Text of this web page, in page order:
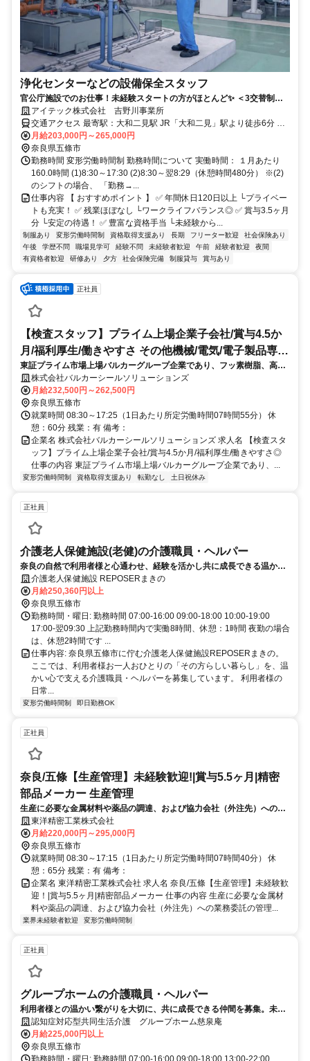
浄化センターなどの設備保全スタッフ
官公庁施設でのお仕事！未経験スタートの方がほとんど✨️ ＜3交替制は3
日に1度の勤務スタイル＞未経験から手に職をつけませんか？
アイテック株式会社 吉野川事業所
交通アクセス 最寄駅：大和二見駅 JR「大和二見」駅より徒歩6分 ※
車通勤OK
月給203,000円～265,000円
奈良県五條市
勤務時間 変形労働時間制 勤務時間について 実働時間： １月あたり
160.0時間 (1)8:30～17:30 (2)8:30～翌8:29（休憩時間480分） ※(2)
のシフトの場合、 「勤務→...
仕事内容 【 おすすめポイント 】 ✅ 年間休日120日以上 └プライベー
トも充実！ ✅ 残業ほぼなし └ワークライフバランス◎ ✅ 賞与3.5ヶ月
分 └安定の待遇！ ✅ 豊富な資格手当 └未経験から...
制服あり 変形労働時間制 資格取得支援あり 長期 フリーター歓迎
社会保険あり
午後
学歴不問 職場見学可 経験不問 未経験者歓迎 午前 経験者歓迎
夜間
有資格者歓迎
研修あり 夕方 社会保険完備 制服貸与 賞与あり
正社員
【検査スタッフ】プライム上場企業子会社/賞与4.5か
月/福利厚生/働きやすさ その他機械/電気/電子製品専門
職
東証プライム市場上場バルカーグループ企業であり、フッ素樹脂、高機
能ゴム等各種素材製品の製造を行っております。生産ラインの検査工程
業務をお任せします。
株式会社バルカーシールソリューションズ
月給232,500円～262,500円
奈良県五條市
就業時間 08:30～17:25（1日あたり所定労働時間07時間55分） 休
憩：60分 残業：有 備考：
企業名 株式会社バルカーシールソリューションズ 求人名 【検査スタ
ッフ】プライム上場企業子会社/賞与4.5か月/福利厚生/働きやすさ◎
仕事の内容 東証プライム市場上場バルカーグループ企業であり、...
変形労働時間制 資格取得支援あり 転勤なし 土日祝休み
正社員
介護老人保健施設(老健)の介護職員・ヘルパー
奈良の自然で利用者様と心通わせ、経験を活かし共に成長できる温かい
ケアの現場です。
介護老人保健施設 REPOSERまきの
月給250,360円以上
奈良県五條市
勤務時間・曜日: 勤務時間 07:00-16:00 09:00-18:00 10:00-19:00
17:00-翌09:30 上記勤務時間内で実働8時間、休憩：1時間 夜勤の場合
は、休憩2時間です ...
仕事内容: 奈良県五條市に佇む介護老人保健施設REPOSERまきの。
ここでは、利用者様お一人おひとりの「その方らしい暮らし」を、温
かい心で支える介護職員・ヘルパーを募集しています。 利用者様の
日常...
変形労働時間制 即日勤務OK
正社員
奈良/五條【生産管理】未経験歓迎!|賞与5.5ヶ月|精密
部品メーカー 生産管理
生産に必要な金属材料や薬品の調達、および協力会社（外注先）への業
務委託の管理をお任せ。単にモノを買うだけでなく、「QCD（品質・価
格・納期）」の最適化を図る、企業の利益に直結する重要なポジション
です。
東洋精密工業株式会社
月給220,000円～295,000円
奈良県五條市
就業時間 08:30～17:15（1日あたり所定労働時間07時間40分） 休
憩：65分 残業：有 備考：
企業名 東洋精密工業株式会社 求人名 奈良/五條【生産管理】未経験歓
迎！|賞与5.5ヶ月|精密部品メーカー 仕事の内容 生産に必要な金属材
料や薬品の調達、および協力会社（外注先）への業務委託の管理...
業界未経験者歓迎 変形労働時間制
正社員
グループホームの介護職員・ヘルパー
利用者様との温かい繋がりを大切に、共に成長できる仲間を募集。未経
験者も経験者も、あなたの熱意が輝く職場で活躍できます。
認知症対応型共同生活介護 グループホーム慈泉庵
月給225,000円以上
奈良県五條市
勤務時間・曜日: 勤務時間 07:00-16:00 09:00-18:00 13:00-22:00